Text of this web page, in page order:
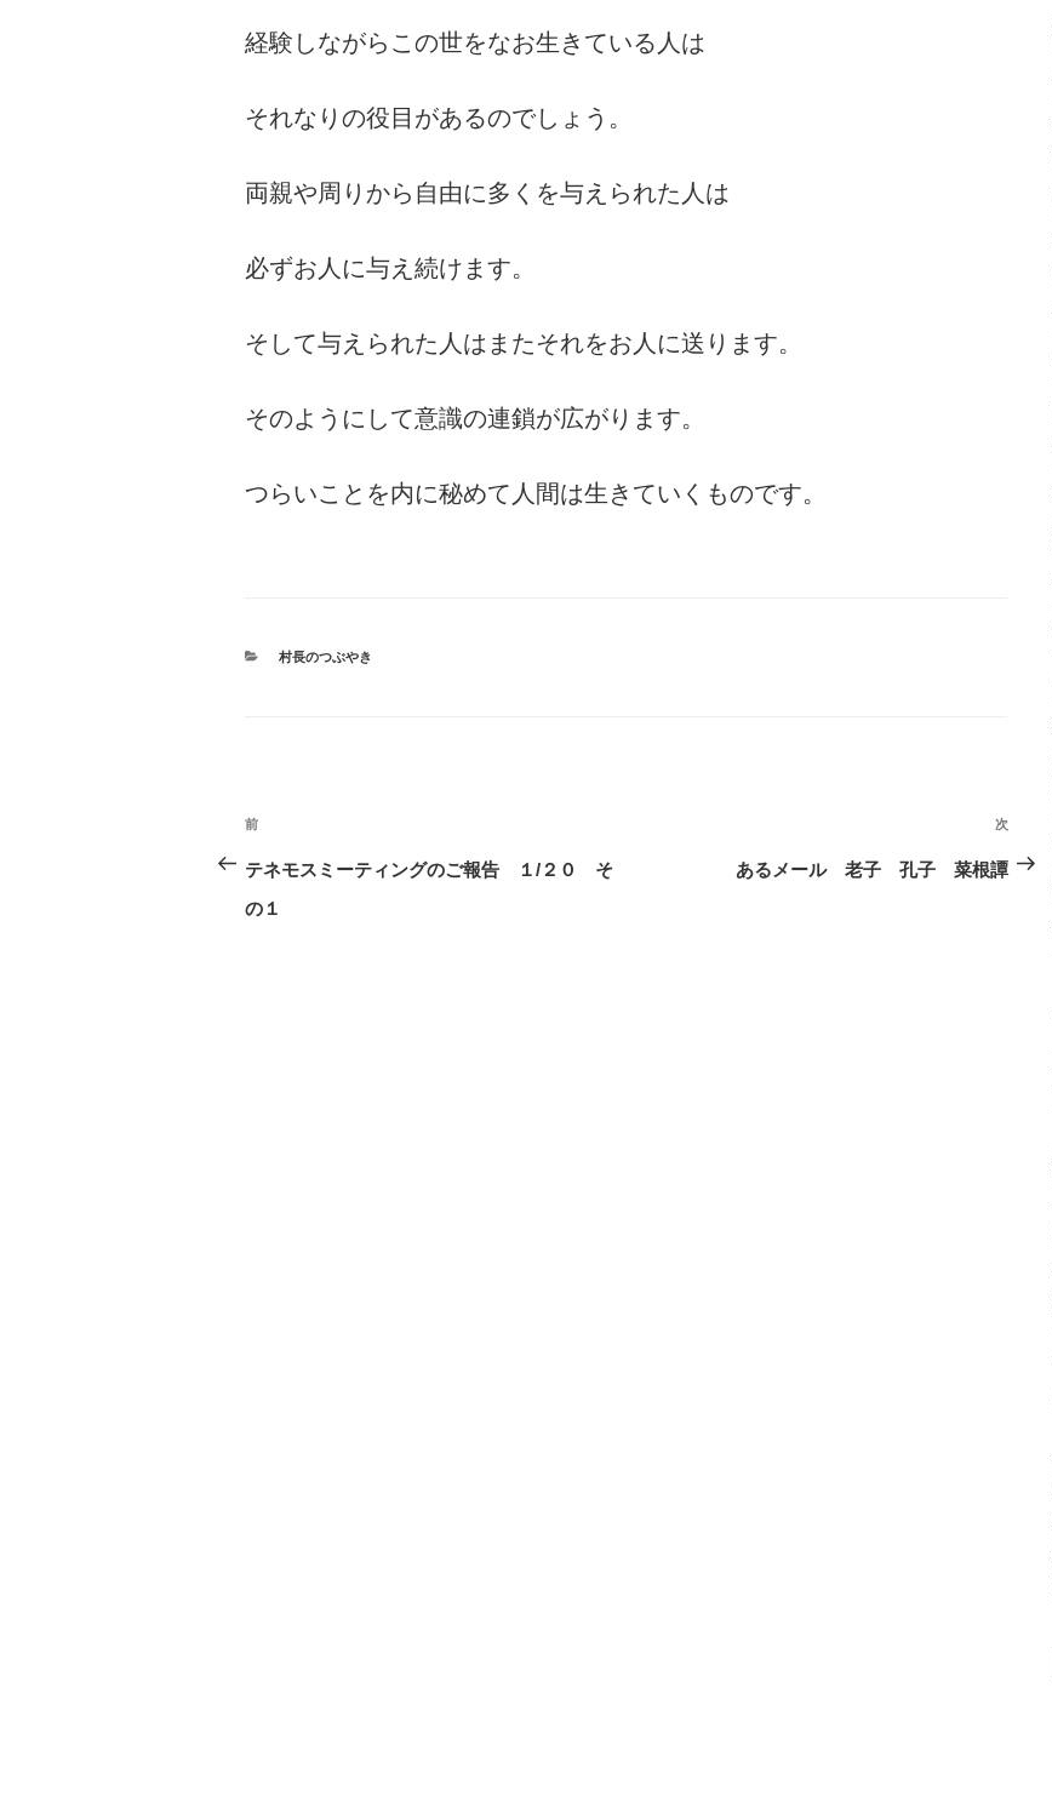
経験しながらこの世をなお生きている人は
それなりの役目があるのでしょう。
両親や周りから自由に多くを与えられた人は
必ずお人に与え続けます。
そして与えられた人はまたそれをお人に送ります。
そのようにして意識の連鎖が広がります。
つらいことを内に秘めて人間は生きていくものです。
カ
村長のつぶやき
投
稿
ナ
前
の
投
前
テネモスミーティングのご報告 １/２０ そ
の１
次
の
次
あるメール 老子 孔子 菜根譚